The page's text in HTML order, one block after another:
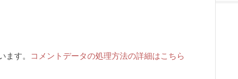
す。 コメントデータの処理方法の詳細はこちら